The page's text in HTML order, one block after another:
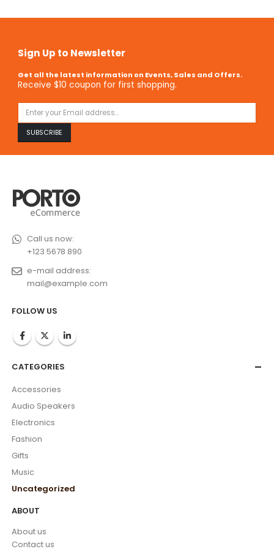
Sign Up to Newsletter
Get all the latest information on Events, Sales and Offers.
Receive $10 coupon for first shopping.
Call us now:
+123 5678 890
e-mail address:
mail@example.com
FOLLOW US
CATEGORIES
Accessories
Audio Speakers
Electronics
Fashion
Gifts
Music
Uncategorized
ABOUT
About us
Contact us